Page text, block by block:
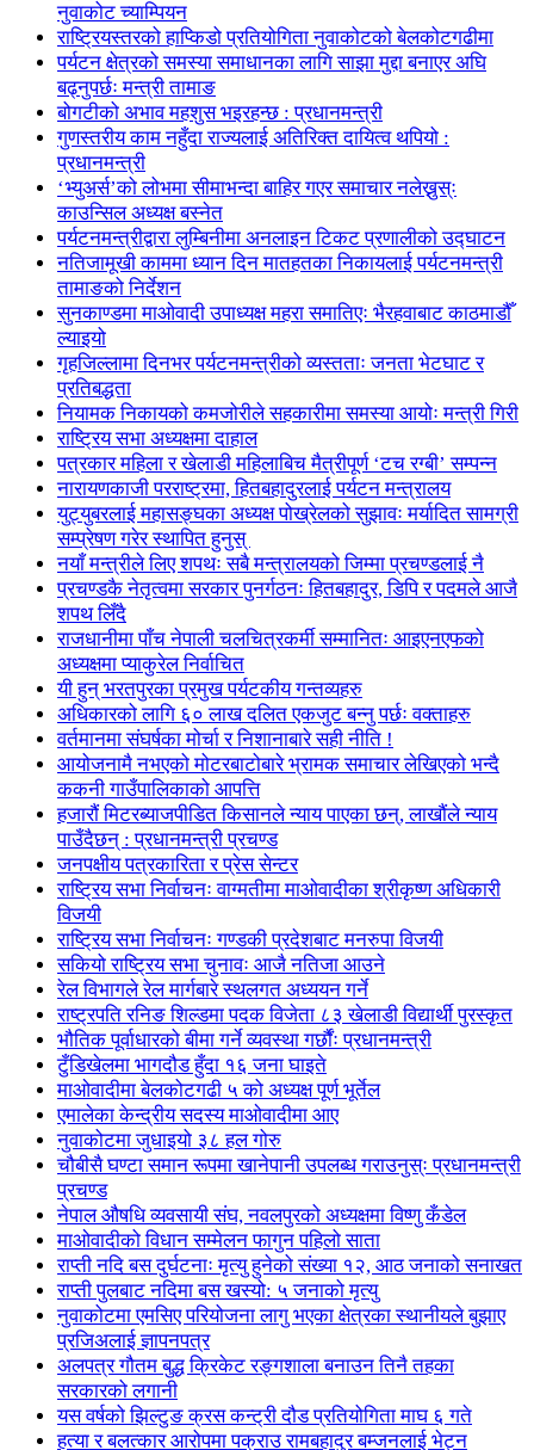
नुवाकोट च्याम्पियन
राष्ट्रियस्तरको हाप्किडो प्रतियोगिता नुवाकोटको बेलकोटगढीमा
पर्यटन क्षेत्रको समस्या समाधानका लागि साझा मुद्दा बनाएर अघि
बढ्नुपर्छः मन्त्री तामाङ
बोगटीको अभाव महशुस भइरहन्छ : प्रधानमन्त्री
गुणस्तरीय काम नहुँदा राज्यलाई अतिरिक्त दायित्व थपियो :
प्रधानमन्त्री
‘भ्युअर्स’को लोभमा सीमाभन्दा बाहिर गएर समाचार नलेख्नुस्ः
काउन्सिल अध्यक्ष बस्नेत
पर्यटनमन्त्रीद्वारा लुम्बिनीमा अनलाइन टिकट प्रणालीको उद्घाटन
नतिजामूखी काममा ध्यान दिन मातहतका निकायलाई पर्यटनमन्त्री
तामाङको निर्देशन
सुनकाण्डमा मा‌ओवादी उपाध्यक्ष महरा समातिएः भैरहवाबाट काठमाडौँ
ल्याइयो
गृहजिल्लामा दिनभर पर्यटनमन्त्रीको व्यस्तताः जनता भेटघाट र
प्रतिबद्धता
नियामक निकायको कमजोरीले सहकारीमा समस्या आयोः मन्त्री गिरी
राष्ट्रिय सभा अध्यक्षमा दाहाल
पत्रकार महिला र खेलाडी महिलाबिच मैत्रीपूर्ण ‘टच रग्बी’ सम्पन्न
नारायणकाजी परराष्ट्रमा, हितबहादुरलाई पर्यटन मन्त्रालय
युट्युबरलाई महासङ्घका अध्यक्ष पोख्रेलको सुझावः मर्यादित सामग्री
सम्प्रेषण गरेर स्थापित हुनुस्
नयाँ मन्त्रीले लिए शपथः सबै मन्त्रालयको जिम्मा प्रचण्डलाई नै
प्रचण्डकै नेतृत्वमा सरकार पुनर्गठनः हितबहादुर, डिपि र पदमले आजै
शपथ लिँदै
राजधानीमा पाँच नेपाली चलचित्रकर्मी सम्मानितः आइएनएफको
अध्यक्षमा प्याकुरेल निर्वाचित
यी हुन् भरतपुरका प्रमुख पर्यटकीय गन्तव्यहरु
अधिकारको लागि ६० लाख दलित एकजुट बन्नु पर्छः वक्ताहरु
वर्तमानमा संघर्षका मोर्चा र निशानाबारे सही नीति !
आयोजनामै नभएको मोटरबाटोबारे भ्रामक समाचार लेखिएको भन्दै
ककनी गाउँपालिकाको आपत्ति
हजारौं मिटरब्याजपीडित किसानले न्याय पाएका छन्, लाखौंले न्याय
पाउँदैछन् : प्रधानमन्त्री प्रचण्ड
जनपक्षीय पत्रकारिता र प्रेस सेन्टर
राष्ट्रिय सभा निर्वाचनः वाग्मतीमा माओवादीका श्रीकृष्ण अधिकारी
विजयी
राष्ट्रिय सभा निर्वाचनः गण्डकी प्रदेशबाट मनरुपा विजयी
सकियो राष्ट्रिय सभा चुनावः आजै नतिजा आउने
रेल विभागले रेल मार्गबारे स्थलगत अध्ययन गर्ने
राष्ट्रपति रनिङ शिल्डमा पदक विजेता ८३ खेलाडी विद्यार्थी पुरस्कृत
भौतिक पूर्वाधारको बीमा गर्ने व्यवस्था गर्छौंः प्रधानमन्त्री
टुँडिखेलमा भागदौड हुँदा १६ जना घाइते
माओवादीमा बेलकोटगढी ५ को अध्यक्ष पूर्ण भूर्तेल
एमालेका केन्द्रीय सदस्य माओ‌वादीमा आए
नुवाकोटमा जुधाइयो ३८ हल गोरु
चौबीसै घण्टा समान रूपमा खानेपानी उपलब्ध गराउनुस्ः प्रधानमन्त्री
प्रचण्ड
नेपाल औषधि व्यवसायी संघ, नवलपुरको अध्यक्षमा विष्णु कँडेल
माओवादीको विधान सम्मेलन फागुन पहिलो साता
राप्ती नदि बस दुर्घटनाः मृत्यु हुनेको संख्या १२, आठ जनाको सनाखत
राप्ती पुलबाट नदिमा बस खस्यो: ५ जनाको मृत्यु
नुवाकोटमा एमसिए परियोजना लागु भएका क्षेत्रका स्थानीयले बुझाए
प्रजिअलाई ज्ञापनपत्र
अलपत्र गौतम बुद्ध क्रिकेट रङ्गशाला बनाउन तिनै तहका
सरकारको लगानी
यस वर्षको झिल्टुङ क्रस कन्ट्री दौड प्रतियोगिता माघ ६ गते
हत्या र बलत्कार आरोपमा पक्राउ रामबहादुर बम्जनलाई भेट्न